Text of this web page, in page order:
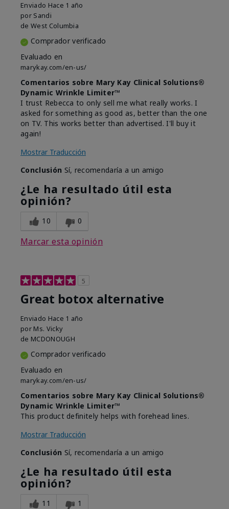
Enviado Hace 1 año
por Sandi
de West Columbia
Comprador verificado
Evaluado en
marykay.com/en-us/
Comentarios sobre Mary Kay Clinical Solutions®
Dynamic Wrinkle Limiter™
I trust Rebecca to only sell me what really works. I
asked for something as good as, better than the one
on TV. This works better than advertised. I'll buy it
again!
Mostrar Traducción
Conclusión Sí, recomendaría a un amigo
¿Le ha resultado útil esta
opinión?
10 0
Marcar esta opinión
5
Great botox alternative
Enviado Hace 1 año
por Ms. Vicky
de MCDONOUGH
Comprador verificado
Evaluado en
marykay.com/en-us/
Comentarios sobre Mary Kay Clinical Solutions®
Dynamic Wrinkle Limiter™
This product definitely helps with forehead lines.
Mostrar Traducción
Conclusión Sí, recomendaría a un amigo
¿Le ha resultado útil esta
opinión?
11 1